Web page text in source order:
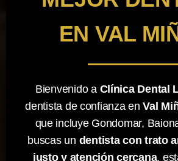
EN VAL
Bienvenido a Clínica Dental
dentista de confianza enVal
que incluye Gondomar,
buscas un dentista con trato
justo y atención cercana,